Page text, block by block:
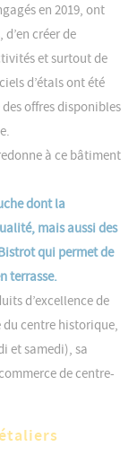
en 2019, ont
créer de
et surtout de
d’étals ont été
offres disponibles
à ce bâtiment
dont la
mais aussi des
qui permet de
terrasse.
d’excellence de
centre historique,
et samedi), sa
de centre-